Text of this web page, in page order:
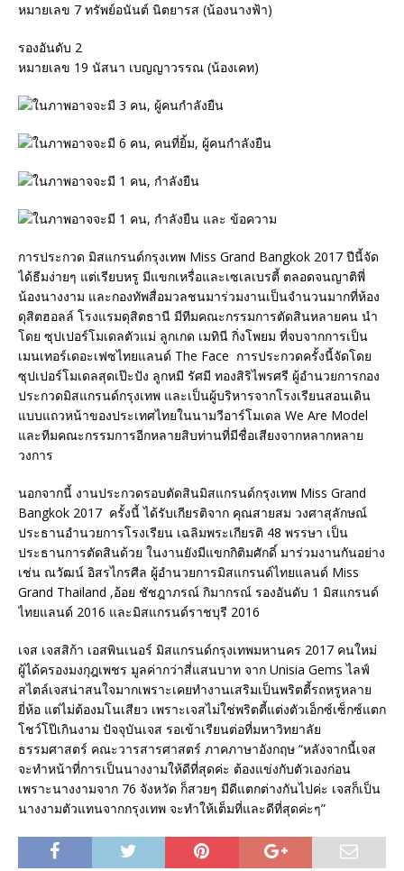
หมายเลข 7 ทรัพย์อนันต์ นิตยารส (น้องนางฟ้า)
รองอันดับ 2
หมายเลข 19 นัสนา เบญญาวรรณ (น้องเคท)
การประกวด มิสแกรนด์กรุงเทพ Miss Grand Bangkok 2017 ปีนี้จัด
ได้ธีมง่ายๆ แต่เรียบหรู มีแขกเหรื่อและเซเลเบรตี้ ตลอดจนญาติพี่
น้องนางงาม และกองทัพสื่อมวลชนมาร่วมงานเป็นจำนวนมากที่ห้อง
ดุสิตฮอลล์ โรงแรมดุสิตธานี มีทีมคณะกรรมการตัดสินหลายคน นำ
โดย ซุปเปอร์โมเดลตัวแม่ ลูกเกด เมทินี กิ่งโพยม ที่จบจากการเป็น
เมนเทอร์เดอะเฟซไทยแลนด์ The Face การประกวดครั้งนี้จัดโดย
ซุปเปอร์โมเดลสุดเป๊ะปัง ลูกหมี รัศมี ทองสิริไพรศรี ผู้อำนวยการกอง
ประกวดมิสแกรนด์กรุงเทพ และเป็นผู้บริหารจากโรงเรียนสอนเดิน
แบบแถวหน้าของประเทศไทยในนามวีอาร์โมเดล We Are Model
และทีมคณะกรรมการอีกหลายสิบท่านที่มีชื่อเสียงจากหลากหลาย
วงการ
นอกจากนี้ งานประกวดรอบตัดสินมิสแกรนด์กรุงเทพ Miss Grand
Bangkok 2017 ครั้งนี้ ได้รับเกียรติจาก คุณสายสม วงศาสุลักษณ์
ประธานอำนวยการโรงเรียน เฉลิมพระเกียรติ 48 พรรษา เป็น
ประธานการตัดสินด้วย ในงานยังมีแขกกิติมศักดิ์ มาร่วมงานกันอย่าง
เช่น ณวัฒน์ อิสรไกรศีล ผู้อำนวยการมิสแกรนด์ไทยแลนด์ Miss
Grand Thailand ,อ้อย ชัชฎาภรณ์ กิมากรณ์ รองอันดับ 1 มิสแกรนด์
ไทยแลนด์ 2016 และมิสแกรนด์ราชบุรี 2016
เจส เจสสิก้า เอสพินเนอร์ มิสแกรนด์กรุงเทพมหานคร 2017 คนใหม่
ผู้ได้ครองมงกุฎเพชร มูลค่ากว่าสี่แสนบาท จาก Unisia Gems ไลฟ์
สไตล์เจสน่าสนใจมากเพราะเคยทำงานเสริมเป็นพริตตี้รถหรูหลาย
ยี่ห้อ แต่ไม่ต้องมโนเสียว เพราะเจสไม่ใช่พริตตี้แต่งตัวเอ็กซ์เซ็กซ์แตก
โชว์โป๊เกินงาม ปัจจุบันเจส รอเข้าเรียนต่อที่มหาวิทยาลัย
ธรรมศาสตร์ คณะวารสารศาสตร์ ภาคภาษาอังกฤษ “หลังจากนี้เจส
จะทำหน้าที่การเป็นนางงามให้ดีที่สุดค่ะ ต้องแข่งกับตัวเองก่อน
เพราะนางงามจาก 76 จังหวัด ก็สวยๆ มีดีแตกต่างกันไปค่ะ เจสก็เป็น
นางงามตัวแทนจากกรุงเทพ จะทำให้เต็มที่และดีที่สุดค่ะๆ”